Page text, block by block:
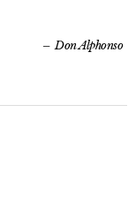
Don Alphonso